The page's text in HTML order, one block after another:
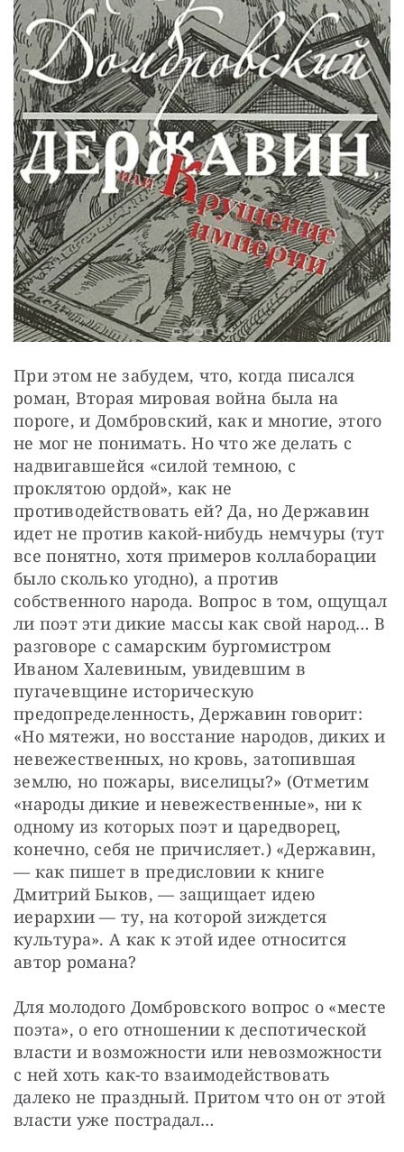
При этом не забудем, что, когда писался
роман, Вторая мировая война была на
пороге, и Домбровский, как и многие, этого
не мог не понимать. Но что же делать с
надвигавшейся «силой темною, с
проклятою ордой», как не
противодействовать ей? Да, но Державин
идет не против какой-нибудь немчуры (тут
все понятно, хотя примеров коллаборации
было сколько угодно), а против
собственного народа. Вопрос в том, ощущал
ли поэт эти дикие массы как свой народ… В
разговоре с самарским бургомистром
Иваном Халевиным, увидевшим в
пугачевщине историческую
предопределенность, Державин говорит:
«Но мятежи, но восстание народов, диких и
невежественных, но кровь, затопившая
землю, но пожары, виселицы?» (Отметим
«народы дикие и невежественные», ни к
одному из которых поэт и царедворец,
конечно, себя не причисляет.) «Державин,
— ​как пишет в предисловии к книге
Дмитрий Быков, — ​защищает идею
иерархии — ​ту, на которой зиждется
культура». А как к этой идее относится
автор романа?
Для молодого Домбровского вопрос о «месте
поэта», о его отношении к деспотической
власти и возможности или невозможности
с ней хоть как-то взаимодействовать
далеко не праздный. Притом что он от этой
власти уже пострадал…